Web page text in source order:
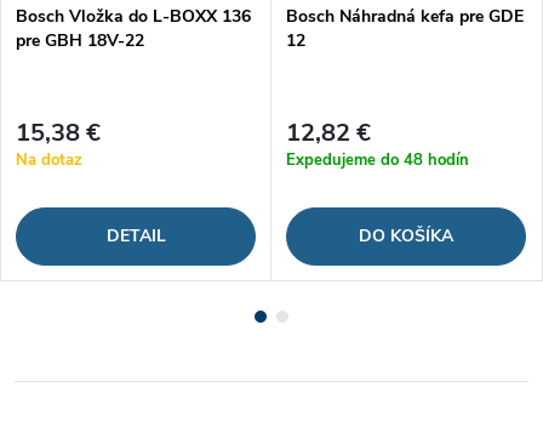
Bosch Vložka do L-BOXX 136
pre GBH 18V-22
15,38 €
Na dotaz
DETAIL
Bosch Náhradná kefa pre GDE
12
12,82 €
Expedujeme do 48 hodín
DO KOŠÍKA